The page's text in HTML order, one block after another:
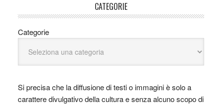
CATEGORIE
Categorie
Si precisa che la diffusione di testi o immagini è solo a
carattere divulgativo della cultura e senza alcuno scopo di